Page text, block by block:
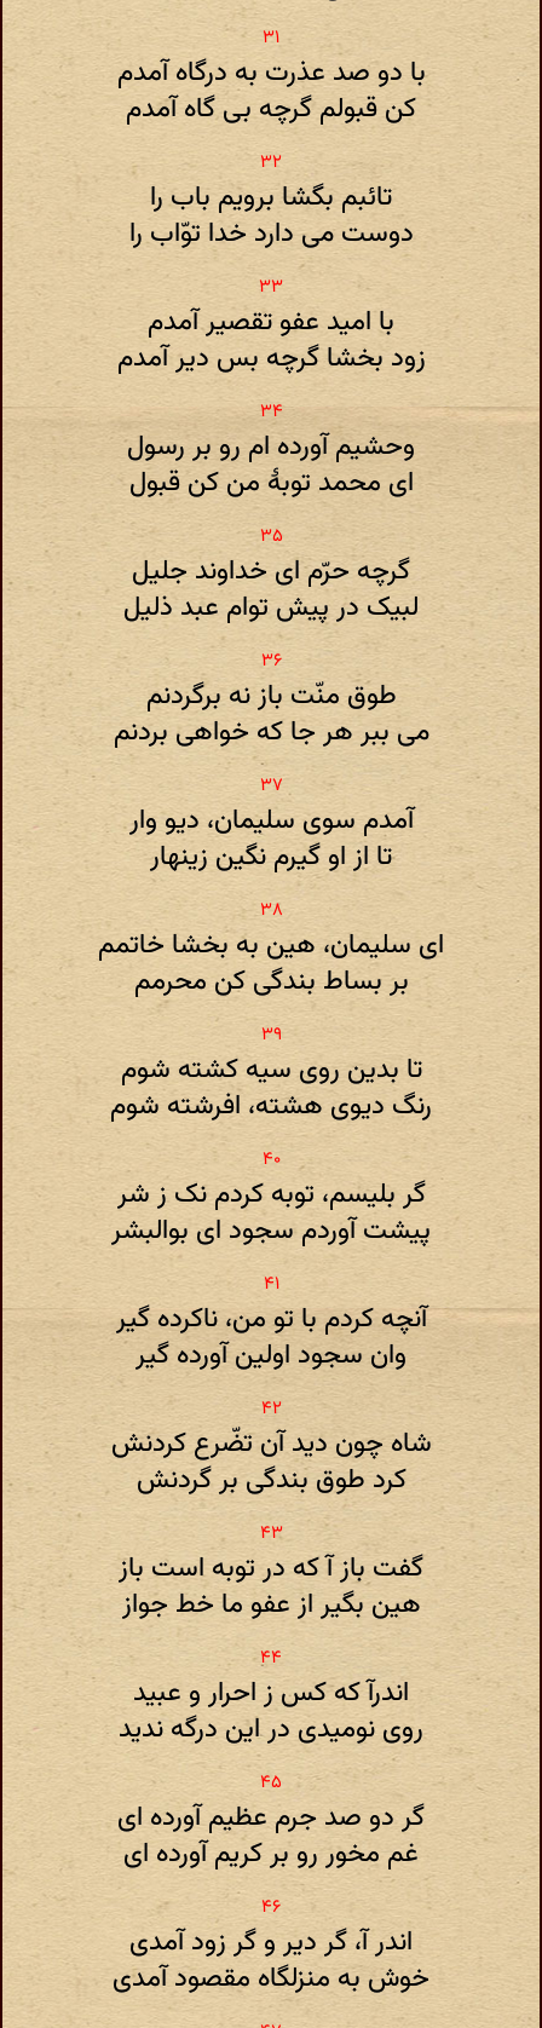
با دو صد عذرت به درگاه آمدم
کن قبولم گرچه بی گاه آمدم
تائبم بگشا برویم باب را
دوست می دارد خدا توّاب را
با امید عفو تقصیر آمدم
زود بخشا گرچه بس دیر آمدم
وحشیم آورده ام رو بر رسول
ای محمد توبۀ من کن قبول
گرچه حرّم ای خداوند جلیل
لبیک در پیش توام عبد ذلیل
طوق منّت باز نه برگردنم
می ببر هر جا که خواهی بردنم
آمدم سوی سلیمان، دیو وار
تا از او گیرم نگین زینهار
ای سلیمان، هین به بخشا خاتمم
بر بساط بندگی کن محرمم
تا بدین روی سیه کشته شوم
رنگ دیوی هشته، افرشته شوم
گر بلیسم، توبه کردم نک ز شر
پیشت آوردم سجود ای بوالبشر
آنچه کردم با تو من، ناکرده گیر
وان سجود اولین آورده گیر
شاه چون دید آن تضّرع کردنش
کرد طوق بندگی بر گردنش
گفت باز آ که در توبه است باز
هین بگیر از عفو ما خط جواز
اندرآ که کس ز احرار و عبید
روی نومیدی در این درگه ندید
گر دو صد جرم عظیم آورده ای
غم مخور رو بر کریم آورده ای
اندر آ، گر دیر و گر زود آمدی
خوش به منزلگاه مقصود آمدی